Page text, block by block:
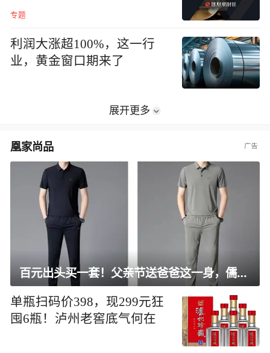
专题
利润大涨超100%，这一行
业，黄金窗口期来了
展开更多
凰家尚品
百元出头买一套！父亲节送爸爸这一身，儒雅有型还凉爽
单瓶扫码价398，现299元狂
囤6瓶！泸州老窖底气何在